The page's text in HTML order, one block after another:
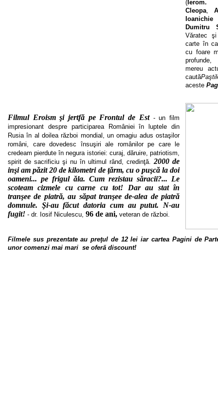
( Ierom.
Cleopa,
Ioanichie
Dumitru
Văratec
carte în
cu foare
profunde,
mereu
caută
aceste
Filmul Eroism şi jertfă pe Frontul de Est - un film
impresionant despre participarea României în luptele din
Rusia în al doilea război mondial, un omagiu adus ostaşilor
români, care dovedesc însuşiri ale românilor pe care le
credeam pierdute în negura istoriei: curaj, dăruire, patriotism,
spirit de sacrificiu şi nu în ultimul rând, credinţă.2000 de
inşi am păzit 20 de kilometri de ţărm, cu o puşcă la doi
oameni... pe frigul ăla. Cum rezistau săracii?... Le
scoteam cizmele cu carne cu tot! Dar au stat în
tranşee de piatră, au săpat tranşee de-alea de piatră
domnule. Şi-au făcut datoria cum au putut. N-au
fugit! - dr. Iosif Niculescu, 96 de ani, veteran de război.
Filmele sus prezentate au preţul de 12 lei iar cartea Pagini de
unor comenzi mai mari se oferă discount!